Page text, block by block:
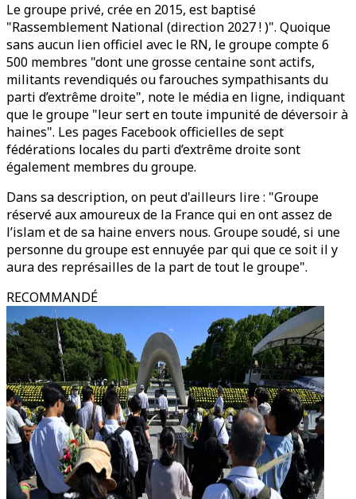
Le groupe privé, crée en 2015, est baptisé
"Rassemblement National (direction 2027 ! )". Quoique
sans aucun lien officiel avec le RN, le groupe compte 6
500 membres "dont une grosse centaine sont actifs,
militants revendiqués ou farouches sympathisants du
parti d’extrême droite", note le média en ligne, indiquant
que le groupe "leur sert en toute impunité de déversoir à
haines". Les pages Facebook officielles de sept
fédérations locales du parti d’extrême droite sont
également membres du groupe.
Dans sa description, on peut d'ailleurs lire : "Groupe
réservé aux amoureux de la France qui en ont assez de
l’islam et de sa haine envers nous. Groupe soudé, si une
personne du groupe est ennuyée par qui que ce soit il y
aura des représailles de la part de tout le groupe".
RECOMMANDÉ